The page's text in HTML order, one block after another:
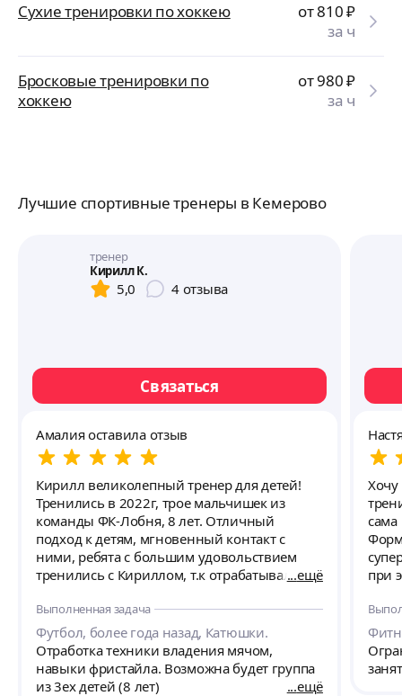
Сухие тренировки по хоккею от 810₽
за ч
Бросковые тренировки по
хоккею
от 980₽
за ч
Лучшие спортивные тренеры в Кемерово
тренер
Кирилл К.
5,0 4 отзыва
Связаться
Амалия оставила отзыв
Кирилл великолепный тренер для детей!
Тренились в 2022г, трое мальчишек из
команды ФК-Лобня, 8 лет. Отличный
подход к детям, мгновенный контакт с
ними, ребята с большим удовольствием
тренились с Кириллом, т.к отрабатывали
упражнения + техника владения мячем.
Рекомендую!!!
ещё
Выполненная задача
Футбол, более года назад, Катюшки.
Отработка техники владения мячом,
навыки фристайла. Возможна будет группа
из 3ех детей (8 лет)
ещё
Хочу
сама
при